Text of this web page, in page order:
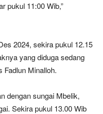
pukul 11:00 Wib,”
2024, sekira pukul 12.15
yang diduga sedang
Fadlun Minalloh.
dengan sungai Mbelik,
Sekira pukul 13.00 Wib